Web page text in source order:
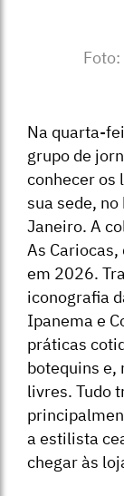
Na quarta-
grupo de
conhecer os
sua sede, no
Janeiro. A
As
em 2026.
iconografia
Ipanema e
práticas
botequins e,
livres. Tudo
a estilista
chegar às